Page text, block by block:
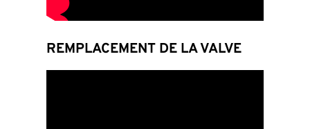
REMPLACEMENT DE LA VALVE